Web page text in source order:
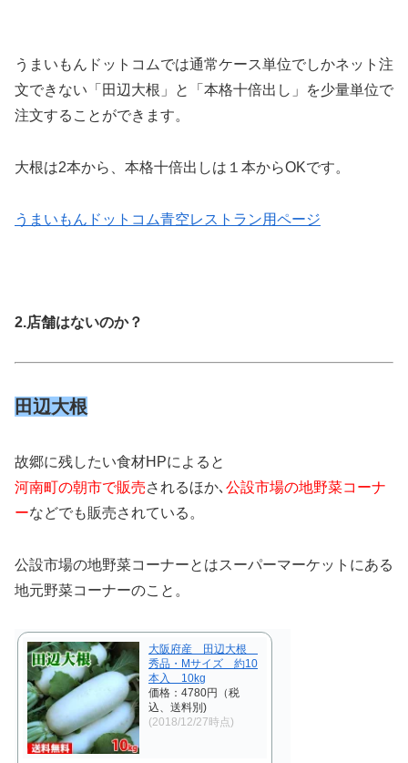
うまいもんドットコムでは通常ケース単位でしかネット注
文できない「田辺大根」と「本格十倍出し」を少量単位で
注文することができます。
大根は2本から、本格十倍出しは１本からOKです。
うまいもんドットコム青空レストラン用ページ
2.店舗はないのか？
田辺大根
故郷に残したい食材HPによると
河南町の朝市で販売されるほか､ 公設市場の地野菜コーナ
ーなどでも販売されている。
公設市場の地野菜コーナーとはスーパーマーケットにある
地元野菜コーナーのこと。
大阪府産 田辺大根
秀品・Mサイズ 約10
本入 10kg
価格：4780円（税
込、送料別)
(2018/12/27時点)